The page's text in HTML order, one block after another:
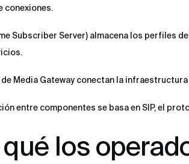
conexiones.
Subscriber Server) almacena los
de Media Gateway conectan la
entre componentes se basa en SIP, el
qué los